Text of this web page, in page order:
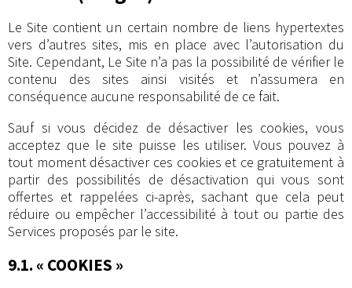
Le Site contient un certain nombre de liens hypertextes
vers d’autres sites, mis en place avec l’autorisation du
Site. Cependant, Le Site n’a pas la possibilité de vérifier le
contenu des sites ainsi visités et n’assumera en
conséquence aucune responsabilité de ce fait.
Sauf si vous décidez de désactiver les cookies, vous
acceptez que le site puisse les utiliser. Vous pouvez à
tout moment désactiver ces cookies et ce gratuitement à
partir des possibilités de désactivation qui vous sont
offertes et rappelées ci-après, sachant que cela peut
réduire ou empêcher l’accessibilité à tout ou partie des
Services proposés par le site.
9.1. « COOKIES »